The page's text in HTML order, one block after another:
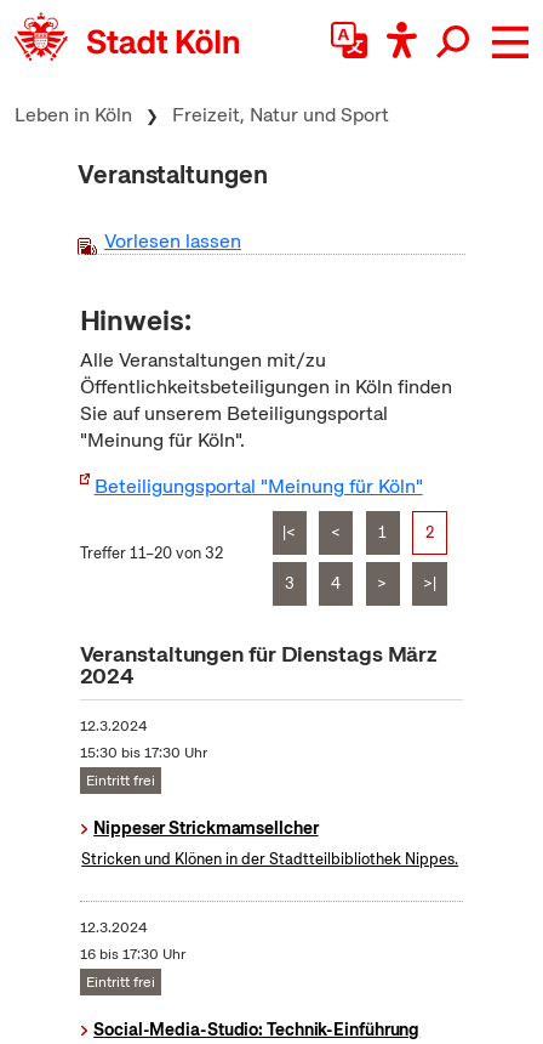
zum Inhalt springen
Leben in Köln Freizeit, Natur und Sport
Veranstaltungen
Vorlesen lassen
Hinweis:
Alle Veranstaltungen mit/zu
Öffentlichkeitsbeteiligungen in Köln finden
Sie auf unserem Beteiligungsportal
"Meinung für Köln".
Beteiligungsportal "Meinung für Köln"
Treffer 11–20 von 32
|< < 1 2
3 4 > >|
Veranstaltungen für Dienstags März
2024
12.3.2024
15:30 bis 17:30 Uhr
Eintritt frei
Nippeser Strickmamsellcher
Stricken und Klönen in der Stadtteilbibliothek Nippes.
12.3.2024
16 bis 17:30 Uhr
Eintritt frei
Social-Media-Studio: Technik-Einführung